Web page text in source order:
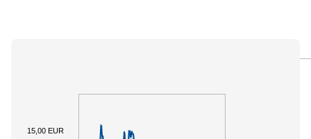
15,00 EUR